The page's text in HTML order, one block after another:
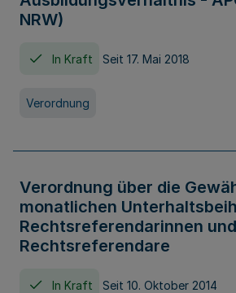
NRW)
In Kraft Seit 17. Mai 2018
Verordnung
Verordnung über die
monatlichen
Rechtsreferendarinnen und
Rechtsreferendare
In Kraft Seit 10. Oktober 2014